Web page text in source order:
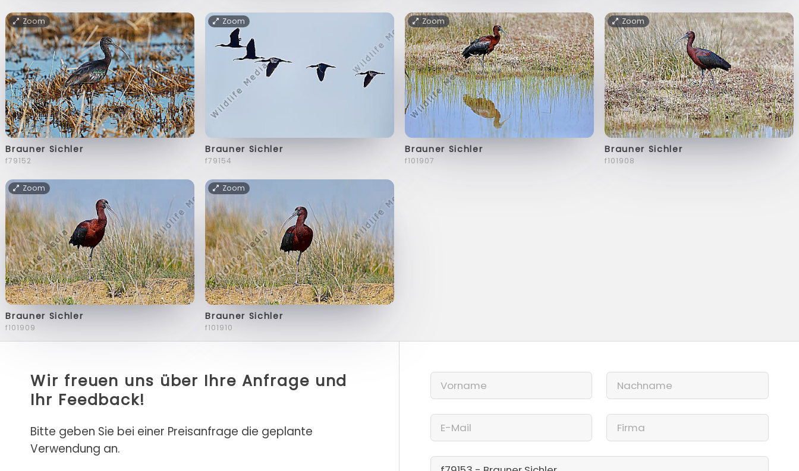
Zoom
Brauner Sichler
f79152
Zoom
Brauner Sichler
f79154
Zoom
Brauner Sichler
f101907
Zoom
Brauner Sichler
f101908
Zoom
Brauner Sichler
f101909
Zoom
Brauner Sichler
f101910
Wir freuen uns über Ihre Anfrage und
Ihr Feedback!
Bitte geben Sie bei einer Preisanfrage die geplante
Verwendung an.